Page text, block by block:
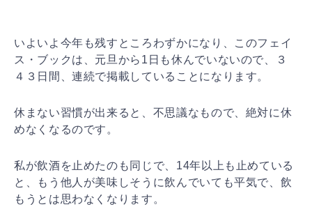
いよいよ今年も残すところわずかになり、このフェイ
ス・ ブックは、元旦から1日も休んでいないので、３
４３日間
、連続で掲載していることになります。
休まない習慣が出来ると、不思議なもので、絶対に休
めな くなるのです。
私が飲酒を止めたのも同じで、14年以上も止めている
と
、もう他人が美味しそうに飲んでいても平気で、飲
もうと は思わなくなります。